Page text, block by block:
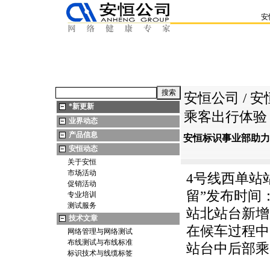
安
*新更新
业界动态
产品信息
安恒动态
关于安恒
市场活动
促销活动
专业培训
测试服务
技术文章
网络管理与网络测试
布线测试与布线标准
标识技术与线缆标签
安恒公司 / 安
乘客出行体验
安恒标识事业部助
4号线西单站
留”发布时间
站北站台新
在候车过程
站台中后部